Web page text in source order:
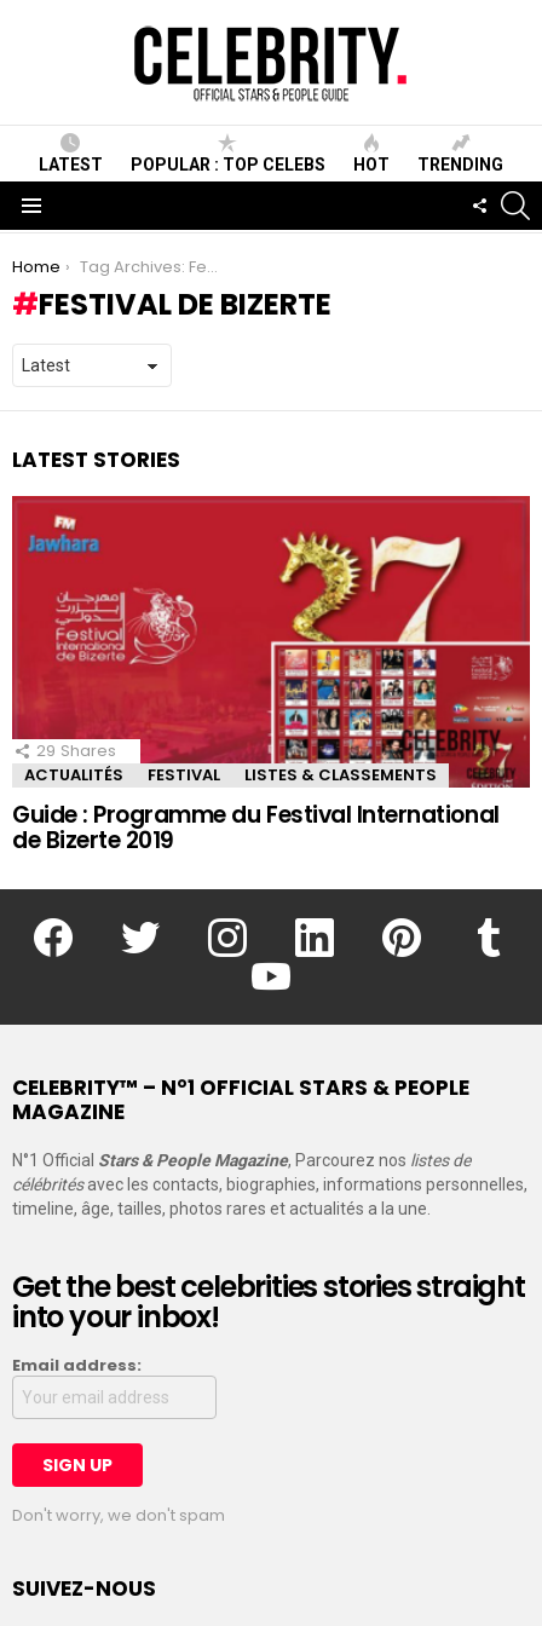
LATEST POPULAR : TOP CELEBS HOT TRENDING
You are here:
Home Tag Archives: Festival de Bizerte
FESTIVAL DE BIZERTE
LATEST STORIES
29 Shares
ACTUALITÉS
FESTIVAL LISTES & CLASSEMENTS
Guide : Programme du Festival International
de Bizerte 2019
facebook twitter instagram linkedin pinterest
youtube
CELEBRITY™ – N°1 OFFICIAL STARS & PEOPLE
MAGAZINE
N°1 Official Stars & People Magazine, Parcourez nos listes de
célébritésavec les contacts, biographies, informations personnelles,
timeline, âge, tailles, photos rares et actualités a la une.
Get the best celebrities stories straight
into your inbox!
Email address:
Don't worry, we don't spam
SUIVEZ-NOUS